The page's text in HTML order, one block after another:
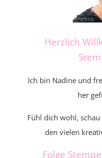
Herzlich
Ich bin Nadine und
her
Fühl dich wohl,
den vielen
Folge